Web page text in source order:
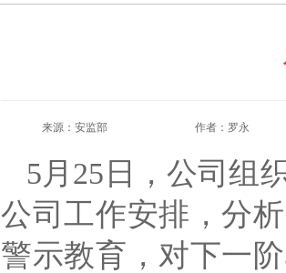
来源：安监部 作者：罗永
5月25日，公司组
公司工作安排，分
警示教育，对下一